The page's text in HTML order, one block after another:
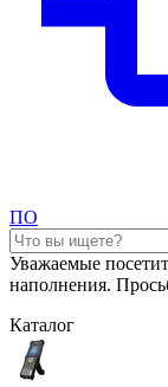
ПО
Уважаемые
наполнения.
Каталог